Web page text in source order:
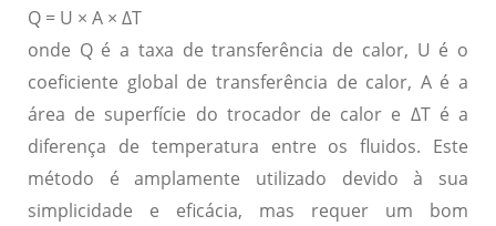
Q = U × A × ΔT
onde Q é a taxa de transferência de calor, U é o
coeficiente global de transferência de calor, A é a
área de superfície do trocador de calor e ΔT é a
diferença de temperatura entre os fluidos. Este
método é amplamente utilizado devido à sua
simplicidade e eficácia, mas requer um bom